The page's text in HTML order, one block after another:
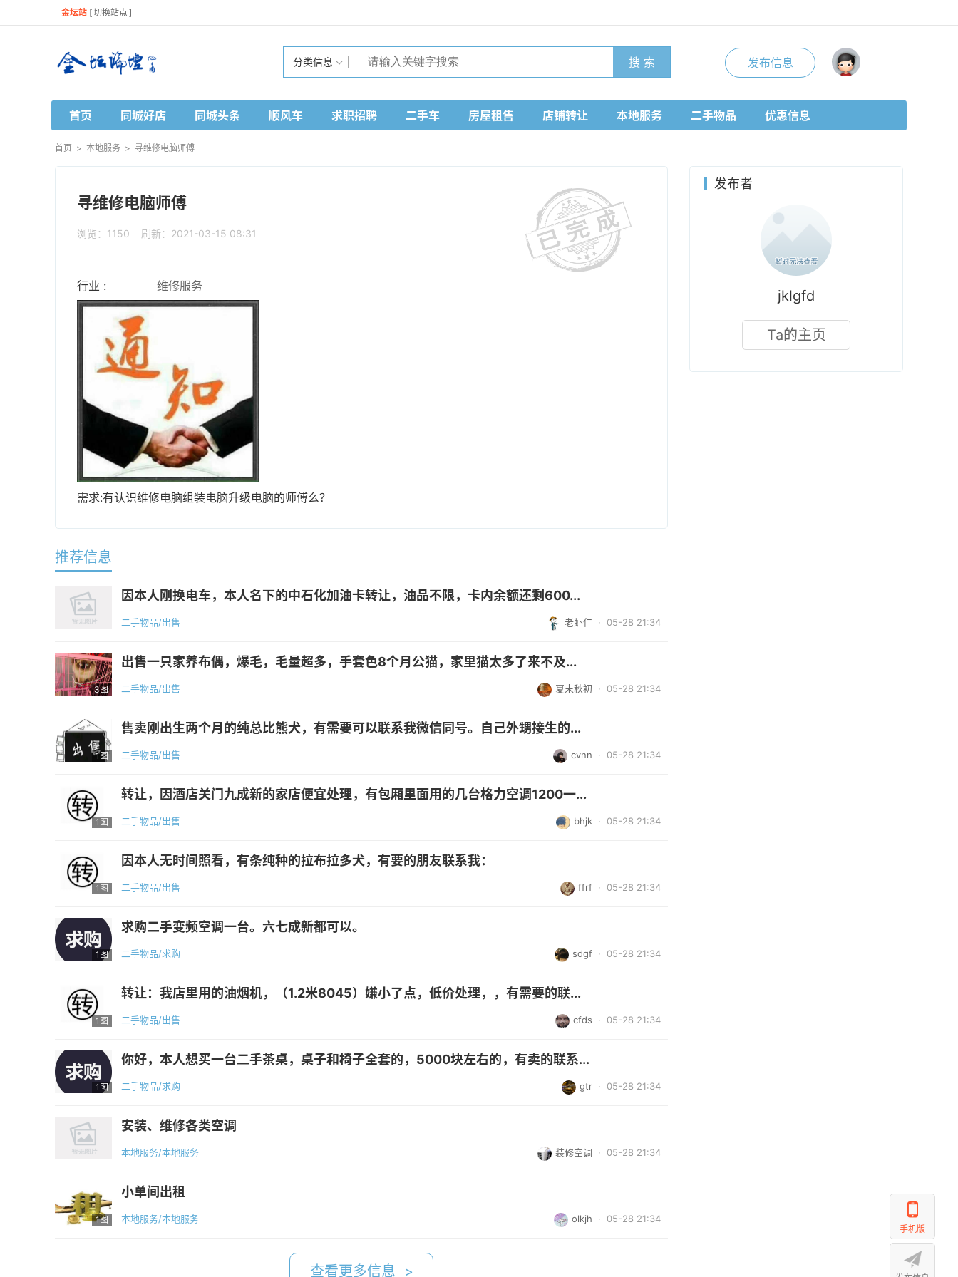
金坛站 [切换站点 ]
分类信息 搜 索 发布信息
首页 同城好店 同城头条 顺风车 求职招聘 二手车 房屋租售 店铺转让 本地服务 二手物品 优惠信息
首页 > 本地服务 > 寻维修电脑师傅
寻维修电脑师傅
浏览：1150 刷新：2021-03-15 08:31
行业 : 维修服务
需求:有认识维修电脑组装电脑升级电脑的师傅么？
推荐信息
因本人刚换电车，本人名下的中石化加油卡转让，油品不限，卡内余额还剩600...
二手物品/出售 老虾仁 · 05-28 21:34
3图
出售一只家养布偶，爆毛，毛量超多，手套色8个月公猫，家里猫太多了来不及...
二手物品/出售 夏末秋初 · 05-28 21:34
1图
售卖刚出生两个月的纯总比熊犬，有需要可以联系我微信同号。自己外甥接生的...
二手物品/出售 cvnn · 05-28 21:34
1图
转让，因酒店关门九成新的家店便宜处理，有包厢里面用的几台格力空调1200一...
二手物品/出售 bhjk · 05-28 21:34
1图
因本人无时间照看，有条纯种的拉布拉多犬，有要的朋友联系我：
二手物品/出售 ffrf · 05-28 21:34
1图
求购二手变频空调一台。六七成新都可以。
二手物品/求购 sdgf · 05-28 21:34
1图
转让：我店里用的油烟机，（1.2米8045）嫌小了点，低价处理，，有需要的联...
二手物品/出售 cfds · 05-28 21:34
1图
你好，本人想买一台二手茶桌，桌子和椅子全套的，5000块左右的，有卖的联系...
二手物品/求购 gtr · 05-28 21:34
安装、维修各类空调
本地服务/本地服务 装修空调 · 05-28 21:34
1图
小单间出租
本地服务/本地服务 olkjh · 05-28 21:34
查看更多信息 >
发布者
jklgfd
Ta的主页
手机版